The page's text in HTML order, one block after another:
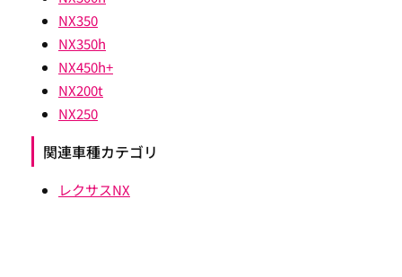
NX350
NX350h
NX450h+
NX200t
NX250
関連車種カテゴリ
レクサスNX